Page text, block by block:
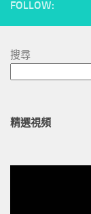
FOLLOW:
搜尋
精選視頻